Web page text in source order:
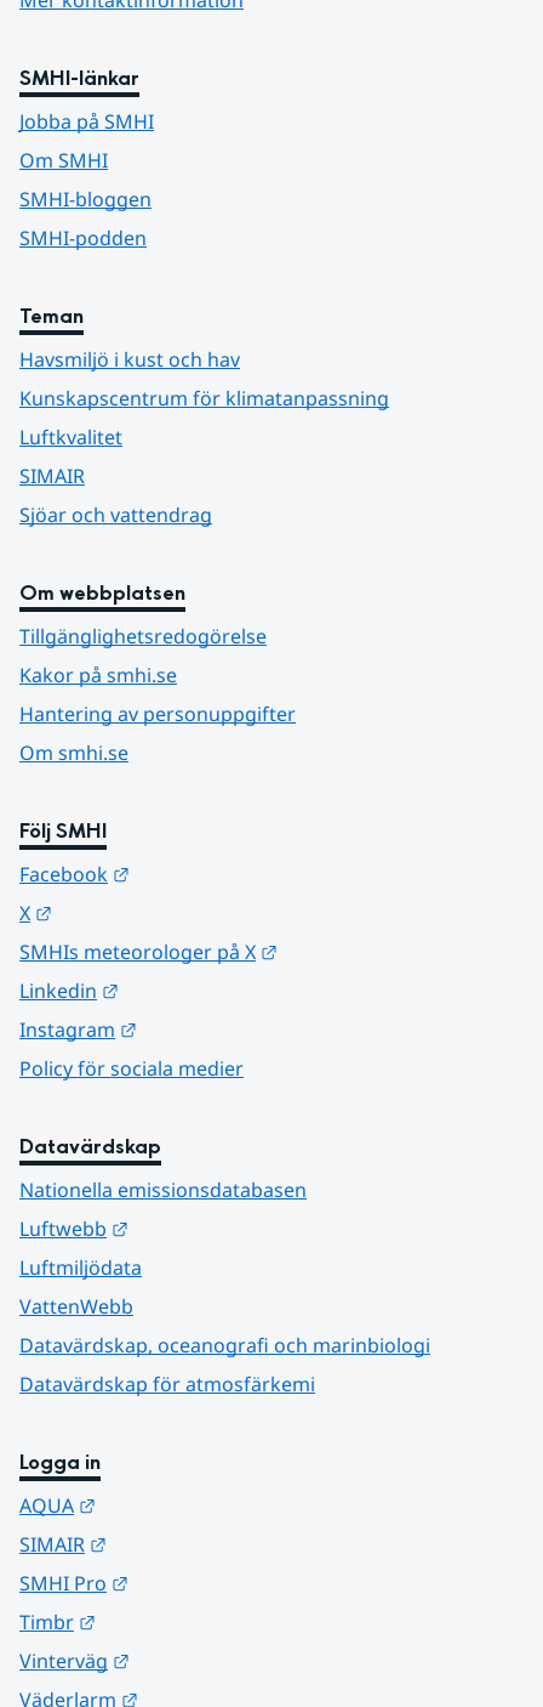
SMHI-länkar
Jobba på SMHI
Om SMHI
SMHI-bloggen
SMHI-podden
Teman
Havsmiljö i kust och hav
Kunskapscentrum för klimatanpassning
Luftkvalitet
SIMAIR
Sjöar och vattendrag
Om webbplatsen
Tillgänglighetsredogörelse
Kakor på smhi.se
Hantering av personuppgifter
Om smhi.se
Följ SMHI
Facebook
X
SMHIs meteorologer på X
Linkedin
Instagram
Policy för sociala medier
Datavärdskap
Nationella emissionsdatabasen
Luftwebb
Luftmiljödata
VattenWebb
Datavärdskap, oceanografi och marinbiologi
Datavärdskap för atmosfärkemi
Logga in
AQUA
SIMAIR
SMHI Pro
Timbr
Vinterväg
Väderlarm